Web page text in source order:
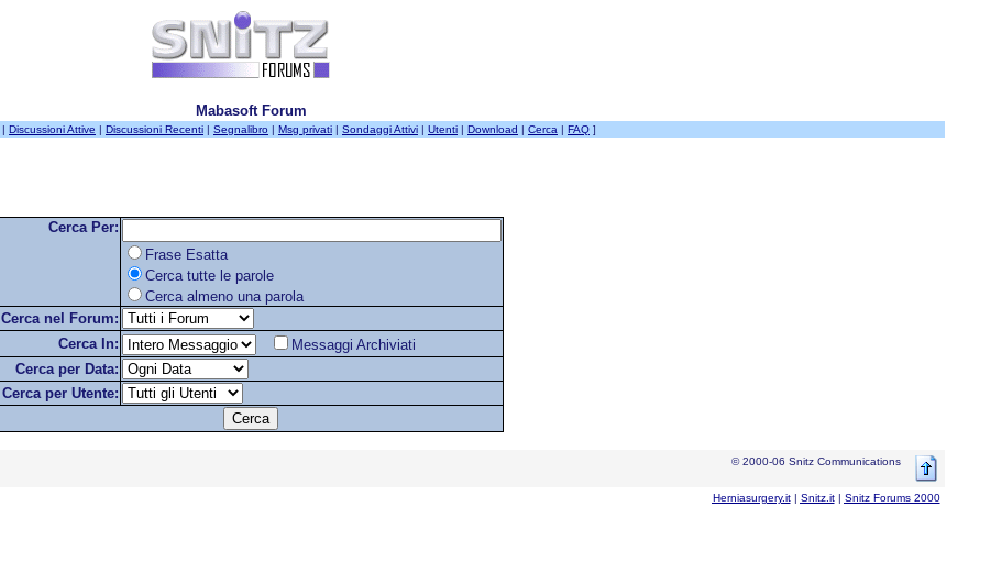
Mabasoft Forum
| Discussioni Attive | Discussioni Recenti | Segnalibro | Msg privati | Sondaggi Attivi | Utenti | Download | Cerca | FAQ ]
Cerca Per:
Frase Esatta
Cerca tutte le parole
Cerca almeno una parola
Cerca nel Forum:
Cerca In:
Messaggi Archiviati
Cerca per Data:
Cerca per Utente:
© 2000-06 Snitz Communications
Herniasurgery.it| Snitz.it| Snitz Forums 2000